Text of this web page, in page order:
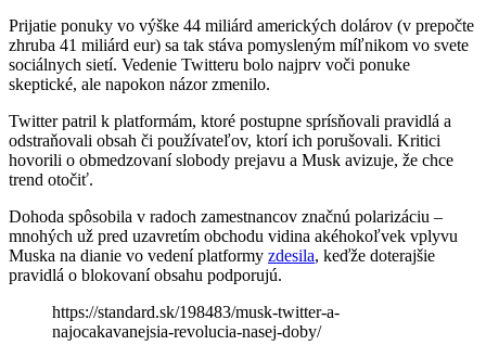
Prijatie ponuky vo výške 44 miliárd amerických dolárov (v prepočte
zhruba 41 miliárd eur) sa tak stáva pomysleným míľnikom vo svete
sociálnych sietí. Vedenie Twitteru bolo najprv voči ponuke
skeptické, ale napokon názor zmenilo.
Twitter patril k platformám, ktoré postupne sprísňovali pravidlá a
odstraňovali obsah či používateľov, ktorí ich porušovali. Kritici
hovorili o obmedzovaní slobody prejavu a Musk avizuje, že chce
trend otočiť.
Dohoda spôsobila v radoch zamestnancov značnú polarizáciu –
mnohých už pred uzavretím obchodu vidina akéhokoľvek vplyvu
Muska na dianie vo vedení platformy zdesila, keďže doterajšie
pravidlá o blokovaní obsahu podporujú.
https://standard.sk/198483/musk-twitter-a-
najocakavanejsia-revolucia-nasej-doby/